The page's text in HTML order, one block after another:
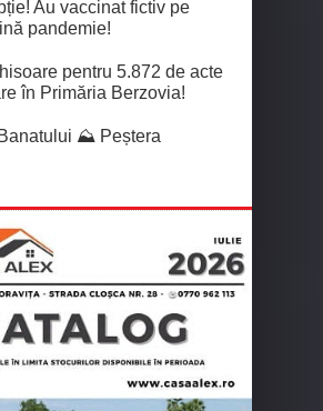
Au vaccinat fictiv pe
pandemie!
pentru 5.872 de acte
în Primăria Berzovia!
⛰️ Peștera